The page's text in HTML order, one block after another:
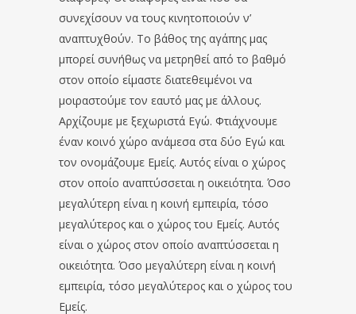
συνεχίσουν να τους κινητοποιούν ν’
αναπτυχθούν. Το βάθος της αγάπης μας
μπορεί συνήθως να μετρηθεί από το βαθμό
στον οποίο είμαστε διατεθειμένοι να
μοιραστούμε τον εαυτό μας με άλλους.
Αρχίζουμε με ξεχωριστά Εγώ. Φτιάχνουμε
έναν κοινό χώρο ανάμεσα στα δύο Εγώ και
τον ονομάζουμε Εμείς. Αυτός είναι ο χώρος
στον οποίο αναπτύσσεται η οικειότητα. Όσο
μεγαλύτερη είναι η κοινή εμπειρία, τόσο
μεγαλύτερος και ο χώρος του Εμείς. Αυτός
είναι ο χώρος στον οποίο αναπτύσσεται η
οικειότητα. Όσο μεγαλύτερη είναι η κοινή
εμπειρία, τόσο μεγαλύτερος και ο χώρος του
Εμείς.